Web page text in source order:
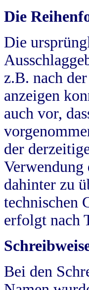
Die
Die
z.B. nach
anzeigen
auch vor,
der
dahinter zu
technischen
erfolgt nach
Bei den